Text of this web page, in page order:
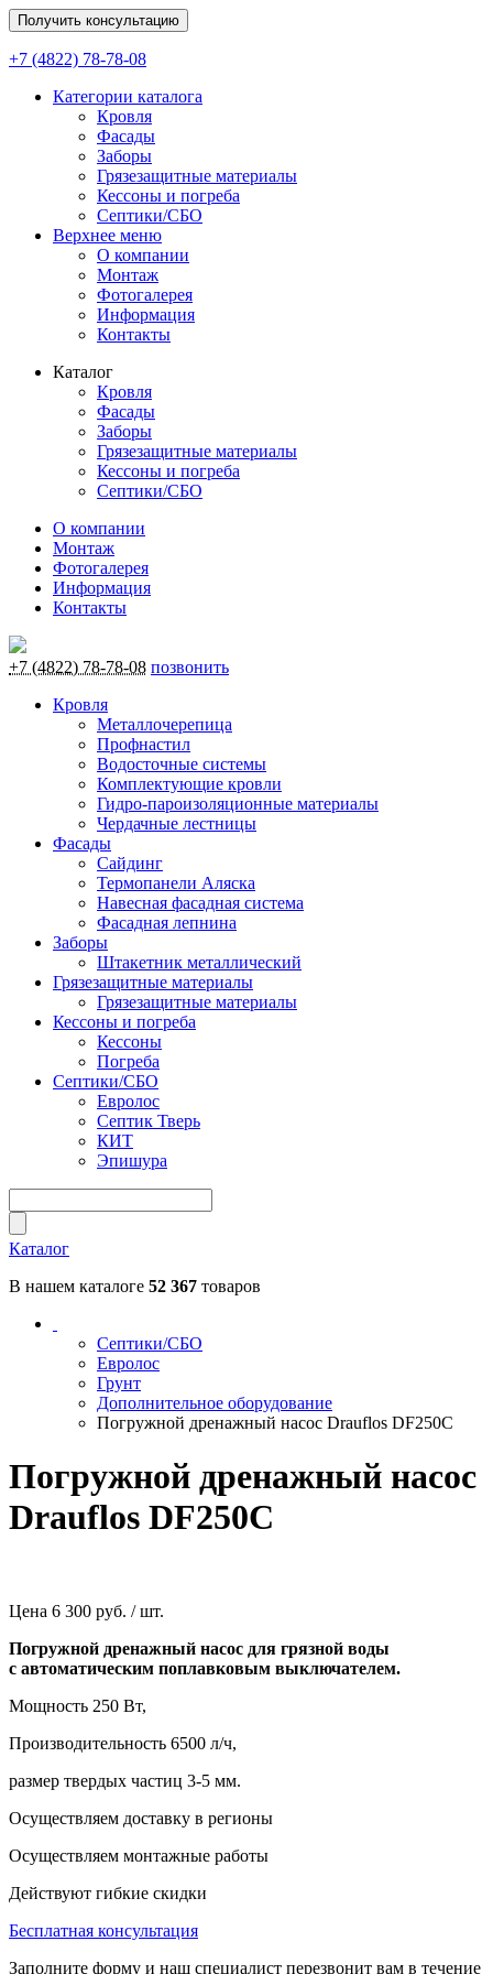
Получить консультацию
+7 (4822) 78-78-08
Категории каталога
Кровля
Фасады
Заборы
Грязезащитные материалы
Кессоны и погреба
Септики/СБО
Верхнее меню
О компании
Монтаж
Фотогалерея
Информация
Контакты
Каталог
Кровля
Фасады
Заборы
Грязезащитные материалы
Кессоны и погреба
Септики/СБО
О компании
Монтаж
Фотогалерея
Информация
Контакты
+7 (4822) 78-78-08 позвонить
Кровля
Металлочерепица
Профнастил
Водосточные системы
Комплектующие кровли
Гидро-пароизоляционные материалы
Чердачные лестницы
Фасады
Сайдинг
Термопанели Аляска
Навесная фасадная система
Фасадная лепнина
Заборы
Штакетник металлический
Грязезащитные материалы
Грязезащитные материалы
Кессоны и погреба
Кессоны
Погреба
Септики/СБО
Евролос
Септик Тверь
КИТ
Эпишура
Каталог
В нашем каталоге 52 367 товаров
Септики/СБО
Евролос
Грунт
Дополнительное оборудование
Погружной дренажный насос Drauflos DF250C
Погружной дренажный насос
Drauflos DF250C
Цена 6 300 руб. / шт.
Погружной дренажный насос для грязной воды
с автоматическим поплавковым выключателем.
Мощность 250 Вт,
Производительность 6500 л/ч,
размер твердых частиц 3-5 мм.
Осуществляем доставку в регионы
Осуществляем монтажные работы
Действуют гибкие скидки
Бесплатная консультация
Заполните форму и наш специалист перезвонит вам в течение